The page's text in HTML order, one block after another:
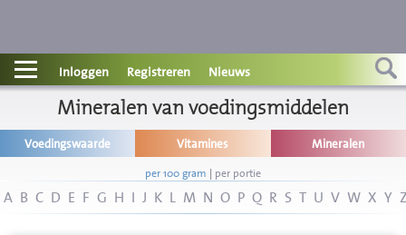
Contact
Informatie
Disclaimer
Inloggen Registreren Nieuws
Mineralen van voedingsmiddelen
Voedingswaarde Vitamines Mineralen
per 100 gram | per portie
A B C D E F G H I J K L M N O P Q R S T U V W X Y